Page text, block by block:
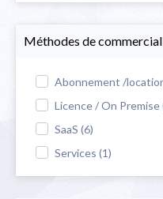
Méthodes de
Abonnement /
Licence / On Premise
SaaS (6)
Services (1)